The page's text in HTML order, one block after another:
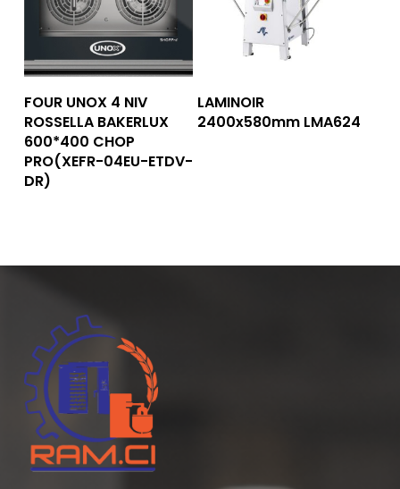
Lire La Suite
FOUR UNOX 4 NIV
ROSSELLA BAKERLUX
600*400 CHOP
PRO(XEFR-04EU-ETDV-
DR)
Lire La Suite
LAMINOIR
2400x580mm LMA624